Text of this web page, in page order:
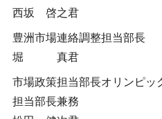
西坂 啓之君
豊洲市場連絡調整担当部長
堀 真君
市場政策担当部長オリンピッ
担当部長兼務